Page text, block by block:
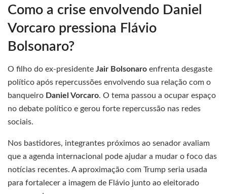
Como a crise envolvendo Daniel
Vorcaro pressiona Flávio
Bolsonaro?
O filho do ex-presidente Jair Bolsonaro enfrenta desgaste
político após repercussões envolvendo sua relação com o
banqueiro Daniel Vorcaro. O tema passou a ocupar espaço
no debate político e gerou forte repercussão nas redes
sociais.
Nos bastidores, integrantes próximos ao senador avaliam
que a agenda internacional pode ajudar a mudar o foco das
notícias recentes. A aproximação com Trump seria usada
para fortalecer a imagem de Flávio junto ao eleitorado